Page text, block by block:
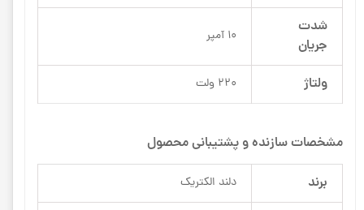
شدت
جریان
10 آمپر
ولتاژ 220 ولت
مشخصات سازنده و پشتیبانی محصول
برند دلند الکتریک